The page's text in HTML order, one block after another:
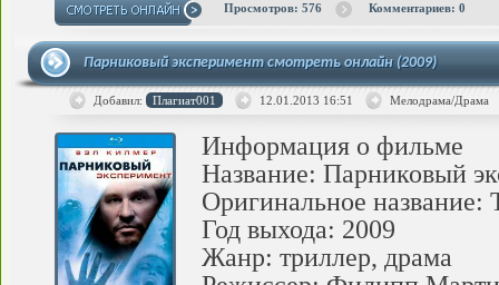
Просмотров: 576 Комментариев: 0
Парниковый эксперимент смотреть онлайн (2009)
Добавил: Плагиат001 12.01.2013 16:51 Мелодрама/Драма
Информация о фильме
Название: Парниковый
Оригинальное название:
Год выхода: 2009
Жанр: триллер, драма